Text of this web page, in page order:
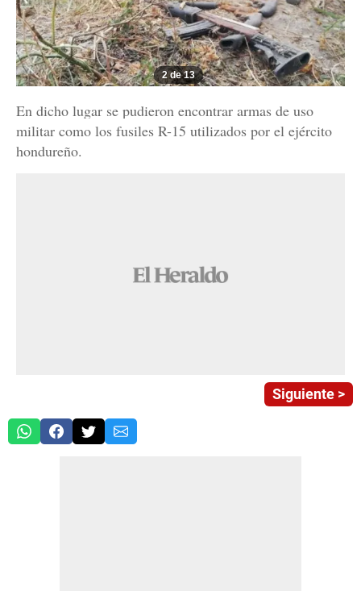
2 de 13
En dicho lugar se pudieron encontrar armas de uso
militar como los fusiles R-15 utilizados por el ejército
hondureño.
Siguiente >